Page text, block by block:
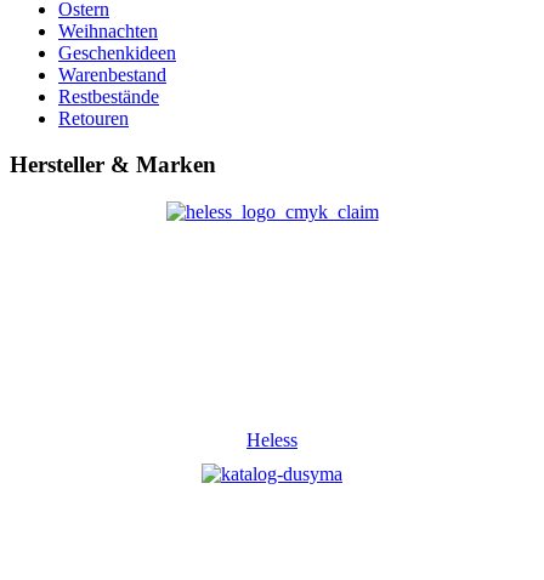
Ostern
Weihnachten
Geschenkideen
Warenbestand
Restbestände
Retouren
Hersteller & Marken
Heless